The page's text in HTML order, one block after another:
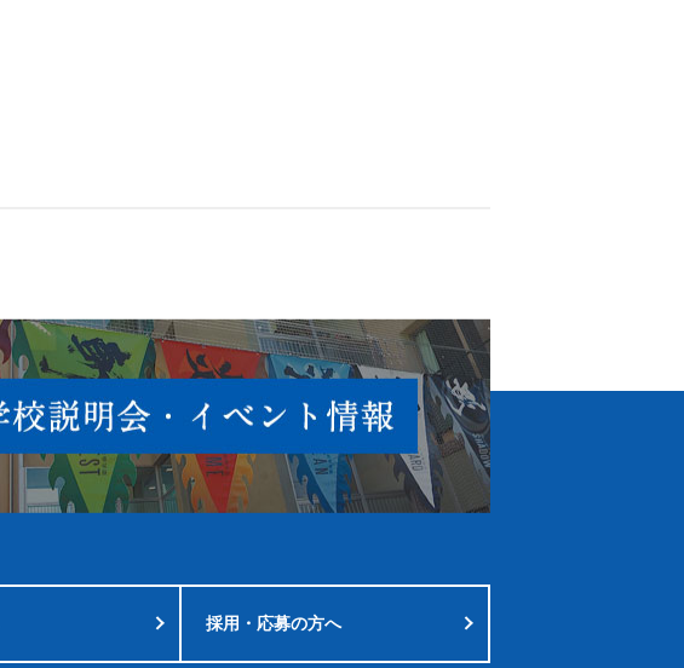
採用・応募の方へ